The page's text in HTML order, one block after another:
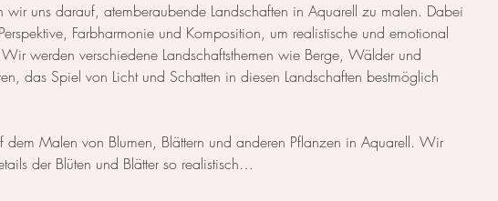
wir uns darauf, atemberaubende Landschaften in Aquarell zu malen. Dabei
Farbharmonie und Komposition, um realistische und emotional
werden verschiedene Landschaftsthemen wie Berge, Wälder und
das Spiel von Licht und Schatten in diesen Landschaften bestmöglich
dem Malen von Blumen, Blättern und anderen Pflanzen in Aquarell. Wir
der Blüten und Blätter so realistisch…